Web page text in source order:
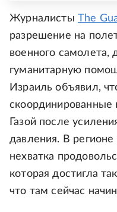
Журналисты The
разрешение на
военного самолета,
гуманитарную
Израиль объявил,
скоординированные
Газой после
давления. В регионе
нехватка
которая достигла
что там сейчас